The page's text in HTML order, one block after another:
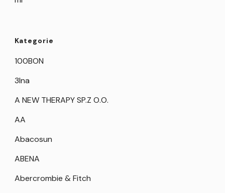
Kategorie
100BON
3Ina
A NEW THERAPY SP.Z O.O.
AA
Abacosun
ABENA
Abercrombie & Fitch